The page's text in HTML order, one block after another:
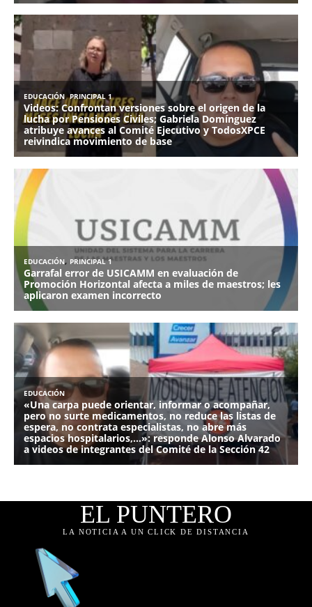
EL PUNTERO
LA NOTICIA A UN CLICK DE DISTANCIA